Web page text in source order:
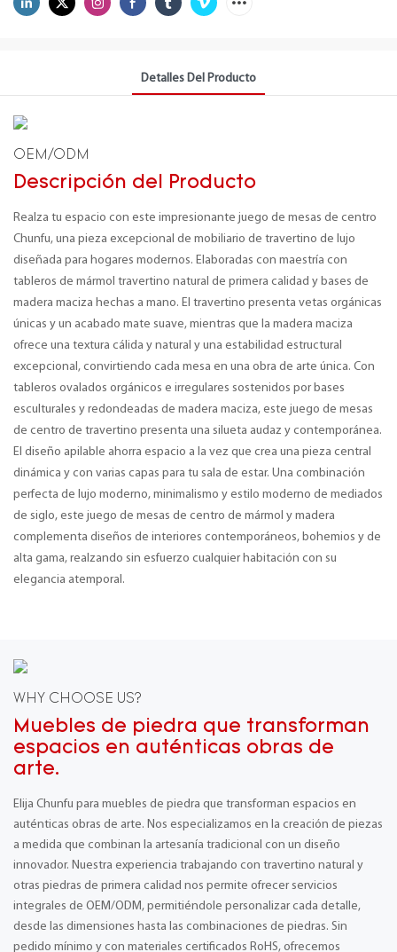
Detalles Del Producto
OEM/ODM
Descripción del Producto
Realza tu espacio con este impresionante juego de mesas de centro
Chunfu, una pieza excepcional de mobiliario de travertino de lujo
diseñada para hogares modernos. Elaboradas con maestría con
tableros de mármol travertino natural de primera calidad y bases de
madera maciza hechas a mano. El travertino presenta vetas orgánicas
únicas y un acabado mate suave, mientras que la madera maciza
ofrece una textura cálida y natural y una estabilidad estructural
excepcional, convirtiendo cada mesa en una obra de arte única. Con
tableros ovalados orgánicos e irregulares sostenidos por bases
esculturales y redondeadas de madera maciza, este juego de mesas
de centro de travertino presenta una silueta audaz y contemporánea.
El diseño apilable ahorra espacio a la vez que crea una pieza central
dinámica y con varias capas para tu sala de estar. Una combinación
perfecta de lujo moderno, minimalismo y estilo moderno de mediados
de siglo, este juego de mesas de centro de mármol y madera
complementa diseños de interiores contemporáneos, bohemios y de
alta gama, realzando sin esfuerzo cualquier habitación con su
elegancia atemporal.
WHY CHOOSE US?
Muebles de piedra que transforman
espacios en auténticas obras de
arte.
Elija Chunfu para muebles de piedra que transforman espacios en
auténticas obras de arte. Nos especializamos en la creación de piezas
a medida que combinan la artesanía tradicional con un diseño
innovador. Nuestra experiencia trabajando con travertino natural y
otras piedras de primera calidad nos permite ofrecer servicios
integrales de OEM/ODM, permitiéndole personalizar cada detalle,
desde las dimensiones hasta las combinaciones de piedras. Sin
pedido mínimo y con materiales certificados RoHS, ofrecemos